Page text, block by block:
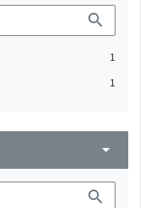
search
1
1
arrow_drop_down
search